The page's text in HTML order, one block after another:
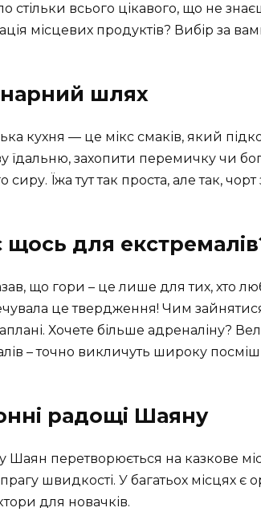
стільки всього цікавого, що не
місцевих продуктів? Вибір за
шлях
кухня — це мікс смаків, який
їдальню, захопити перемичку чи
сиру. Їжа тут так проста, але так,
щось для
що гори – це лише для тих, хто
це твердження! Чим
Хочете більше адреналіну?
– точно викличуть широку
радощі Шаяну
Шаян перетворюється на казкове
швидкості. У багатьох місцях є
для новачків.